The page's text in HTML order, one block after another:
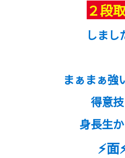
２段
しまし
まぁまぁ強
得意
身長生
⚡面